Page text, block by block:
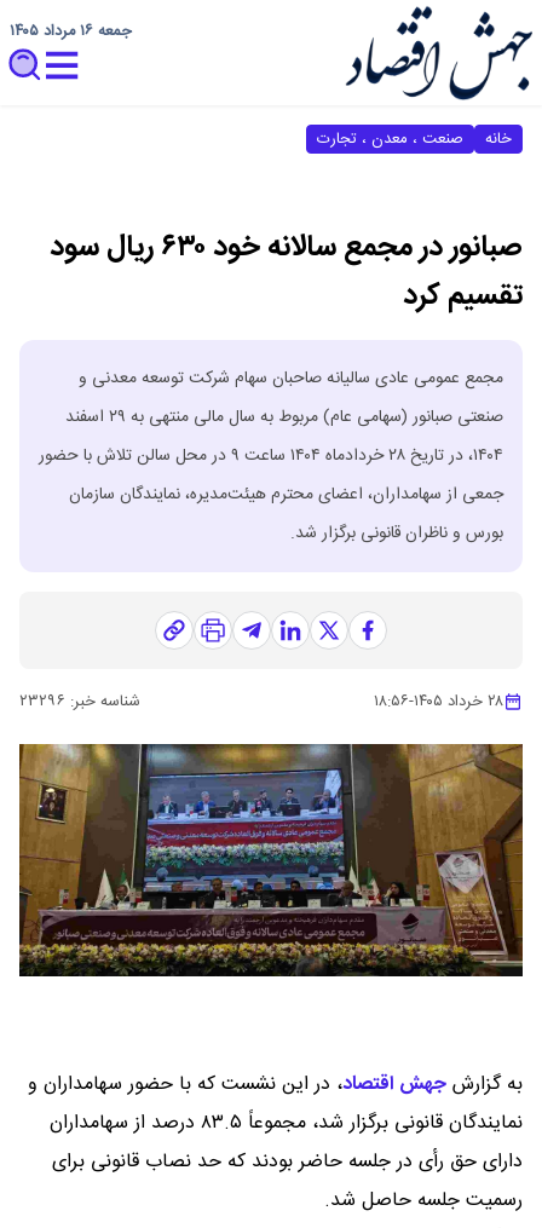
جمعه ۱۶ مرداد ۱۴۰۵
خانه صنعت ، معدن ، تجارت
صبانور در مجمع سالانه خود ۶۳۰ ریال سود
تقسیم کرد
مجمع عمومی عادی سالیانه صاحبان سهام شرکت توسعه معدنی و
صنعتی صبانور (سهامی عام) مربوط به سال مالی منتهی به ۲۹ اسفند
۱۴۰۴، در تاریخ ۲۸ خردادماه ۱۴۰۴ ساعت ۹ در محل سالن تلاش با حضور
جمعی از سهامداران، اعضای محترم هیئت‌مدیره، نمایندگان سازمان
بورس و ناظران قانونی برگزار شد.
۲۸ خرداد ۱۴۰۵ -۱۸:۵۶ شناسه خبر: ۲۳۲۹۶
به گزارشجهش اقتصاد، در این نشست که با حضور سهامداران و
نمایندگان قانونی برگزار شد، مجموعاً ۸۳.۵ درصد از سهامداران
دارای حق رأی در جلسه حاضر بودند که حد نصاب قانونی برای
رسمیت جلسه حاصل شد.